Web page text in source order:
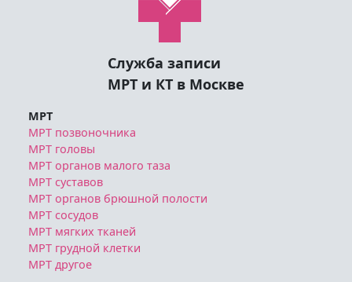
МРТ органов малого таза
МРТ сосудов
МРТ мягких тканей
МРТ грудной клетки
МРТ другое
КТ
КТ грудной клетки
КТ позвоночника
КТ головы и шеи
КТ органов брюшной полости